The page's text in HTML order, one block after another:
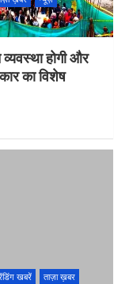
व्यवस्था होगी और
का विशेष
खबरें
ताज़ा ख़बर